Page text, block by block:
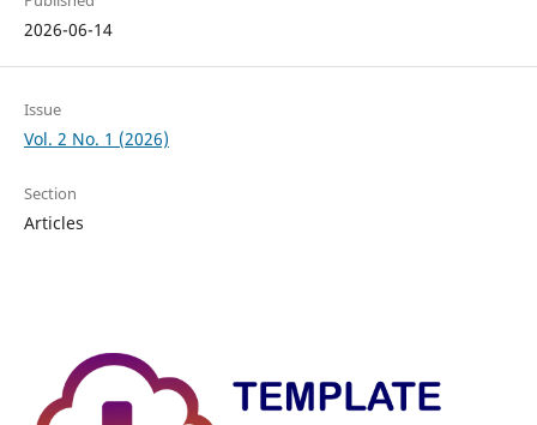
2026-06-14
Issue
Vol. 2 No. 1 (2026)
Section
Articles